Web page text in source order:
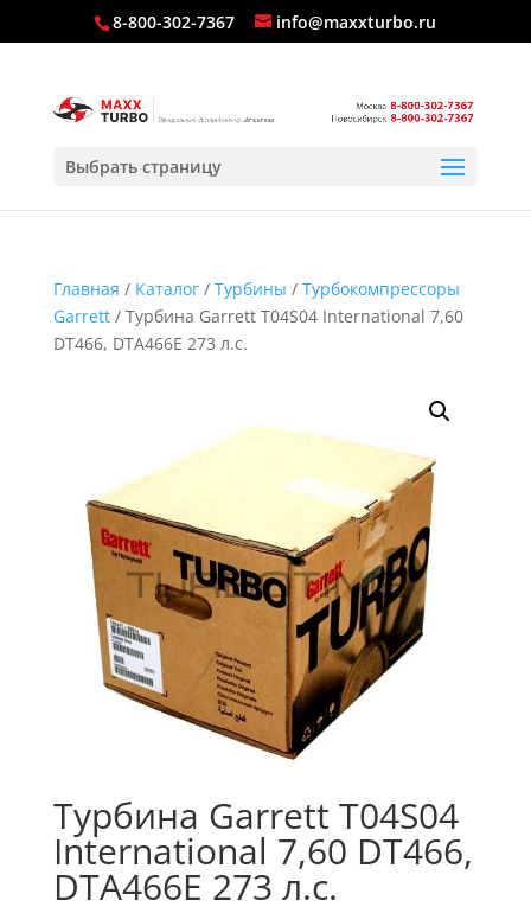
8-800-302-7367 info@maxxturbo.ru
Выбрать страницу
Главная / Каталог/ Турбины / Турбокомпрессоры
Garrett/ Турбина Garrett T04S04 International 7,60
DT466, DTA466E 273 л.с.
Турбина Garrett T04S04
International 7,60 DT466,
DTA466E 273 л.с.